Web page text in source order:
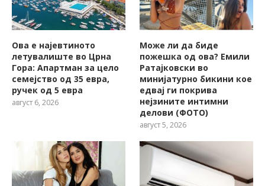
Ова е најевтиното
летувалиште во Црна
Гора: Апартман за цело
семејство од 35 евра,
ручек од 5 евра
август 6, 2026
Може ли да биде
пожешкa од ова? Емили
Ратајковски во
минијатурно бикини кое
едвај ги покрива
нејзините интимни
делови (ФОТО)
август 5, 2026